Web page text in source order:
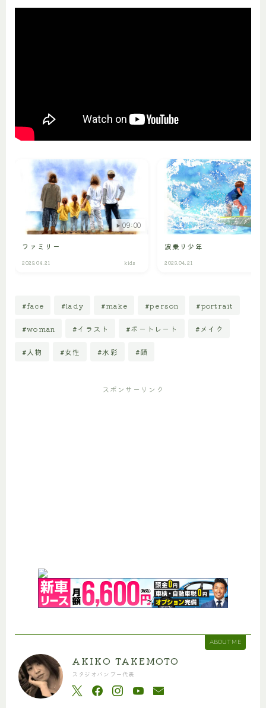
09:00
ファミリー
2023.04.21 kids
波乗り少年
2023.04.21
#face #lady #make #person #portrait
#woman #イラスト #ポートレート #メイク
#人物 #女性 #水彩 #顔
スポンサーリンク
ABOUT ME
AKIKO TAKEMOTO
スタジオバンブー代表